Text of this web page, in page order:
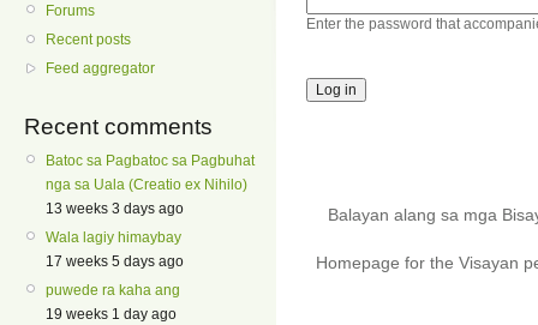
Forums
Recent posts
Feed aggregator
Recent comments
Batoc sa Pagbatoc sa Pagbuhat
nga sa Uala (Creatio ex Nihilo)
13 weeks 3 days ago
Wala lagiy himaybay
17 weeks 5 days ago
puwede ra kaha ang
19 weeks 1 day ago
Enter the password that
Balayan alang sa mga
Homepage for the Visayan